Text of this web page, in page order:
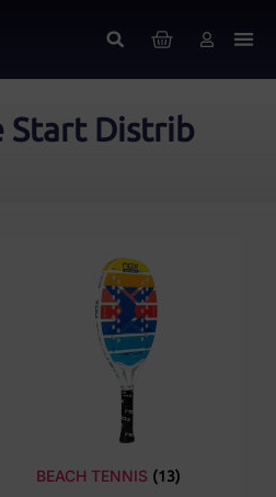
Start Distrib
BEACH TENNIS (13)